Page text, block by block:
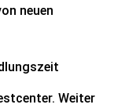
neuen
Weiter